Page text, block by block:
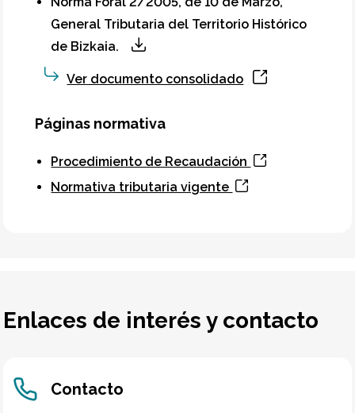
General Tributaria del Territorio Histórico
de Bizkaia.
Ver documento consolidado
Páginas normativa
Procedimiento de Recaudación
Normativa tributaria vigente
Enlaces de interés y contacto
Contacto